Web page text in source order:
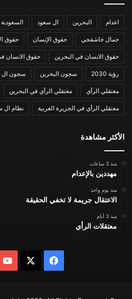
اعدام البحرين ال سعود السعودية
جمال خاشقجي حقوق الإنسان حقوق
حقوق الانسان في البحرين حقوق الانسان
رؤية 2030 سجون البحرين سجون ال
معتقلي الرأي معتقلي الرأي في البحرين
معتقلي الرأي في الجزيرة العربية نظام ال
الأكثر مشاهدة
منذ 3 ساعات
مهددين بالإعدام
منذ يوم واحد
الاعتقال جريمة لا تخفي الحقيقة
منذ 3 أيام
معتقلات الرأي
فيسبوك